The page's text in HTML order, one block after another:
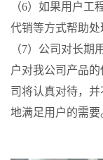
（6）如果用户工
代销等方式帮助处
（7）公司对长期
户对我公司产品
司将认真对待，
地满足用户的需要